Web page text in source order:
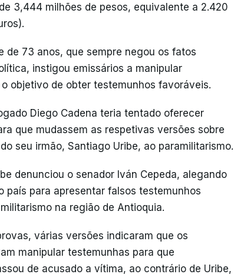
3,444 milhões de pesos, equivalente a 2.420
de 73 anos, que sempre negou os fatos
instigou emissários a manipular
objetivo de obter testemunhos favoráveis.
Diego Cadena teria tentado oferecer
que mudassem as respetivas versões sobre
seu irmão, Santiago Uribe, ao paramilitarismo.
denunciou o senador Iván Cepeda, alegando
país para apresentar falsos testemunhos
na região de Antioquia.
várias versões indicaram que os
manipular testemunhas para que
de acusado a vítima, ao contrário de Uribe,